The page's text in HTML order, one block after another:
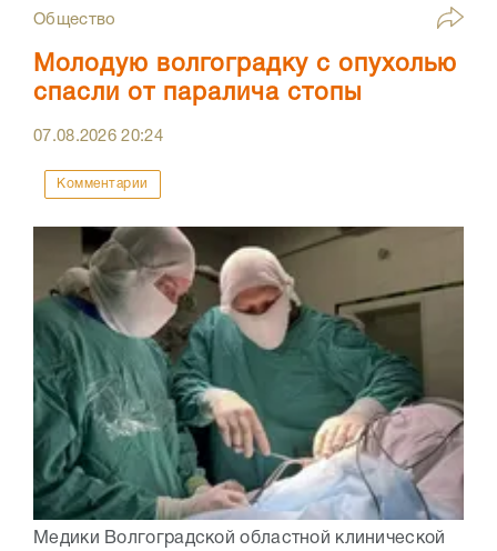
Общество
Молодую волгоградку с опухолью
спасли от паралича стопы
07.08.202620:24
Комментарии
Медики Волгоградской областной клинической